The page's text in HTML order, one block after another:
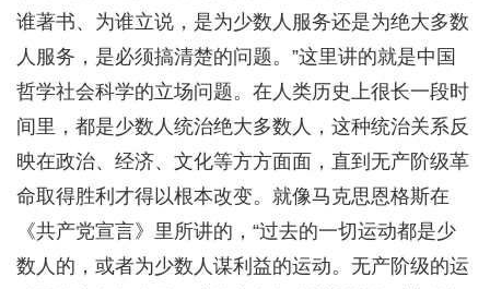
谁著书、为谁立说，是为少数人服务还是为绝大多数
人服务，是必须搞清楚的问题。”这里讲的就是中国
哲学社会科学的立场问题。在人类历史上很长一段时
间里，都是少数人统治绝大多数人，这种统治关系反
映在政治、经济、文化等方方面面，直到无产阶级革
命取得胜利才得以根本改变。就像马克思恩格斯在
《共产党宣言》里所讲的，“过去的一切运动都是少
数人的，或者为少数人谋利益的运动。无产阶级的运